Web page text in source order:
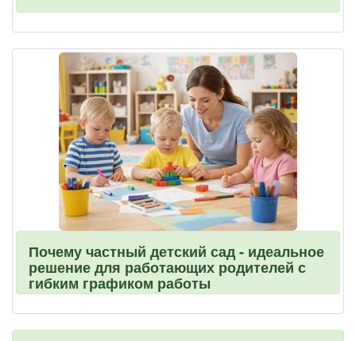
Почему частный детский сад - идеальное
решение для работающих родителей с
гибким графиком работы